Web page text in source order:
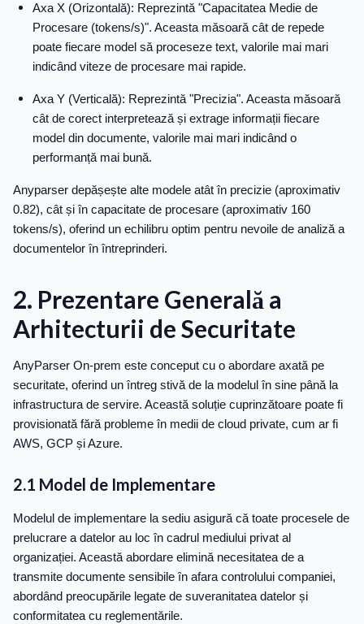
Axa X (Orizontală): Reprezintă "Capacitatea Medie de
Procesare (tokens/s)". Aceasta măsoară cât de repede
poate fiecare model să proceseze text, valorile mai mari
indicând viteze de procesare mai rapide.
Axa Y (Verticală): Reprezintă "Precizia". Aceasta măsoară
cât de corect interpretează și extrage informații fiecare
model din documente, valorile mai mari indicând o
performanță mai bună.
Anyparser depășește alte modele atât în precizie (aproximativ
0.82), cât și în capacitate de procesare (aproximativ 160
tokens/s), oferind un echilibru optim pentru nevoile de analiză a
documentelor în întreprinderi.
2. Prezentare Generală a
Arhitecturii de Securitate
AnyParser On-prem este conceput cu o abordare axată pe
securitate, oferind un întreg stivă de la modelul în sine până la
infrastructura de servire. Această soluție cuprinzătoare poate fi
provisionată fără probleme în medii de cloud private, cum ar fi
AWS, GCP și Azure.
2.1 Model de Implementare
Modelul de implementare la sediu asigură că toate procesele de
prelucrare a datelor au loc în cadrul mediului privat al
organizației. Această abordare elimină necesitatea de a
transmite documente sensibile în afara controlului companiei,
abordând preocupările legate de suveranitatea datelor și
conformitatea cu reglementările.